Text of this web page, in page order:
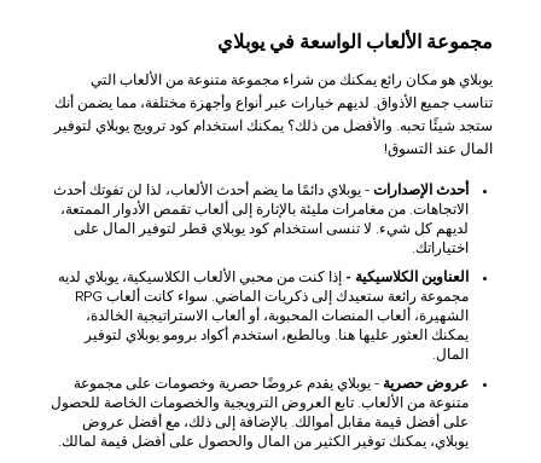
مجموعة الألعاب الواسعة في يوبلاي
يوبلاي هو مكان رائع يمكنك من شراء مجموعة متنوعة من الألعاب التي
تناسب جميع الأذواق. لديهم خيارات عبر أنواع وأجهزة مختلفة، مما يضمن أنك
ستجد شيئًا تحبه. والأفضل من ذلك؟ يمكنك استخدام كود ترويج يوبلاي لتوفير
المال عند التسوق!
أحدث الإصدارات - يوبلاي دائمًا ما يضم أحدث الألعاب، لذا لن تفوتك أحدث
الاتجاهات. من مغامرات مليئة بالإثارة إلى ألعاب تقمص الأدوار الممتعة،
لديهم كل شيء. لا تنسى استخدام كود يوبلاي قطر لتوفير المال على
اختياراتك.
العناوين الكلاسيكية - إذا كنت من محبي الألعاب الكلاسيكية، يوبلاي لديه
مجموعة رائعة ستعيدك إلى ذكريات الماضي. سواء كانت ألعاب RPG
الشهيرة، ألعاب المنصات المحبوبة، أو ألعاب الاستراتيجية الخالدة،
يمكنك العثور عليها هنا. وبالطبع، استخدم أكواد برومو يوبلاي لتوفير
المال.
عروض حصرية - يوبلاي يقدم عروضًا حصرية وخصومات على مجموعة
متنوعة من الألعاب. تابع العروض الترويجية والخصومات الخاصة للحصول
على أفضل قيمة مقابل أموالك. بالإضافة إلى ذلك، مع أفضل عروض
يوبلاي، يمكنك توفير الكثير من المال والحصول على أفضل قيمة لمالك.